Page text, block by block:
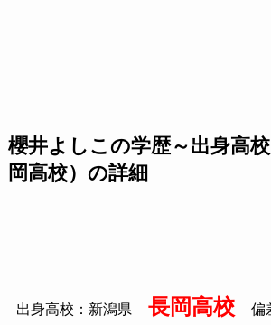
櫻井よしこの学歴～出身高
岡高校）の詳細
出身高校：新潟県 長岡高校 偏